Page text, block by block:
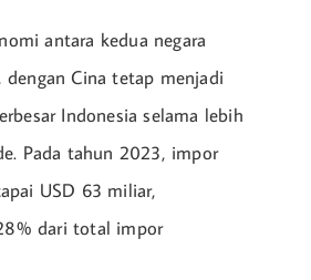
antara kedua negara
dengan Cina tetap menjadi
Indonesia selama lebih
Pada tahun 2023, impor
USD 63 miliar,
dari total impor